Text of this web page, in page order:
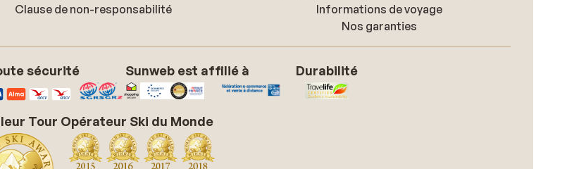
Clause de non-responsabilité
Informations de voyage
Nos garanties
sécurité Sunweb est affilié à Durabilité
Tour Opérateur Ski du Monde